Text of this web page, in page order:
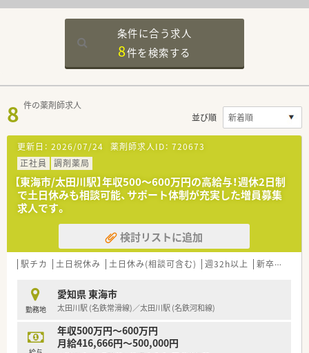
条件に合う求人
8件を検索する
8 件の薬剤師求人
並び順
更新日： 2026/07/24 薬剤師求人ID： 720673
正社員
調剤薬局
【東海市/太田川駅】年収500〜600万円の高給与！週休2日制
で土日休みも相談可能、サポート体制が充実した増員募集
求人です。
検討リストに追加
駅チカ 土日祝休み 土日休み(相談可含む) 週32h以上 新卒可
勤務地
愛知県 東海市
太田川駅 (名鉄常滑線)／太田川駅 (名鉄河和線)
年収500万円～600万円
月給416,666円～500,000円